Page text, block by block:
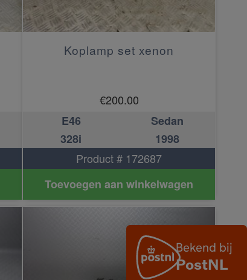
Koplamp set xenon
€200.00
E46
Sedan
328i
1998
Product # 172687
Toevoegen aan winkelwagen